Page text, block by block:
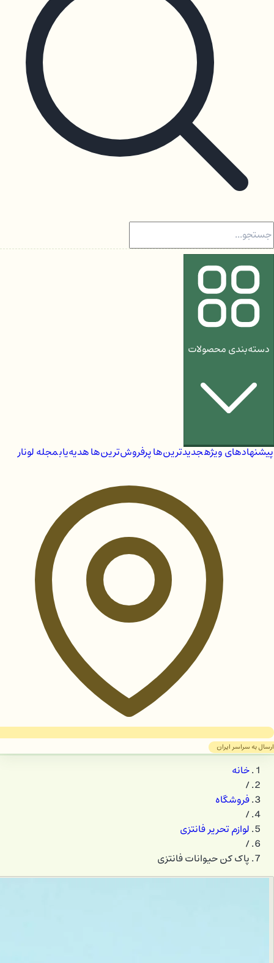
دسته‌بندی محصولات
پیشنهادهای ویژهجدیدترین‌هاپرفروش‌ترین‌هاهدیه‌یابمجله لونار
ارسال به سراسر ایران
خانه
/
فروشگاه
/
لوازم تحریر فانتزی
/
پاک کن حیوانات فانتزی